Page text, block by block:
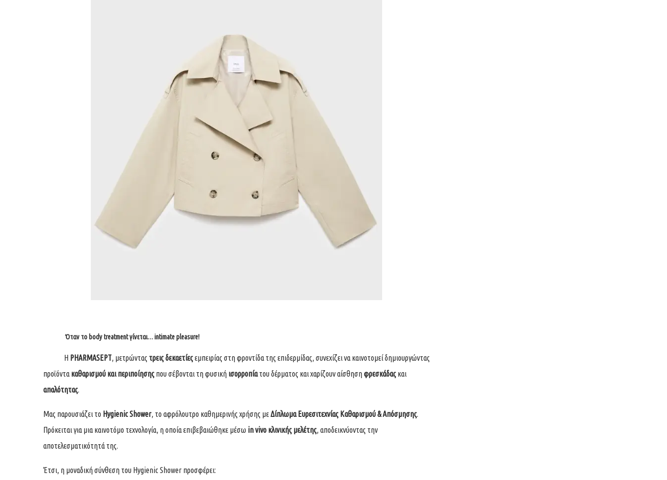
Όταν το body treatment γίνεται… intimate pleasure!
Η PHARMASEPT, μετρώντας τρεις δεκαετίεςεμπειρίας στη φροντίδα της επιδερμίδας, συνεχίζει να καινοτομεί δημιουργώντας
προϊόντα καθαρισμού και περιποίησης που σέβονται τη φυσική ισορροπίατου δέρματος και χαρίζουν αίσθησηφρεσκάδας και
απαλότητας.
Μας παρουσιάζει το Hygienic Shower, το αφρόλουτρο καθημερινής χρήσης μεΔίπλωμα Ευρεσιτεχνίας Καθαρισμού & Απόσμησης.
Πρόκειται για μια καινοτόμο τεχνολογία, η οποία επιβεβαιώθηκε μέσω in vivo κλινικής μελέτης, αποδεικνύοντας την
αποτελεσματικότητά της.
Έτσι, η μοναδική σύνθεση του Hygienic Shower προσφέρει: